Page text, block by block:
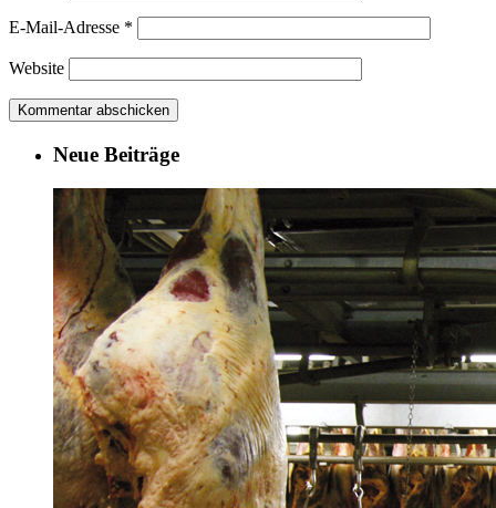
E-Mail-Adresse *
Website
Neue Beiträge